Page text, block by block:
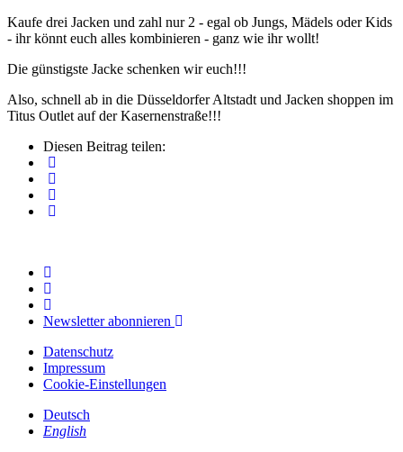
Kaufe drei Jacken und zahl nur 2 - egal ob Jungs, Mädels oder Kids
- ihr könnt euch alles kombinieren - ganz wie ihr wollt!
Die günstigste Jacke schenken wir euch!!!
Also, schnell ab in die Düsseldorfer Altstadt und Jacken shoppen im
Titus Outlet auf der Kasernenstraße!!!
Diesen Beitrag teilen:
Newsletter abonnieren
Datenschutz
Impressum
Cookie-Einstellungen
Deutsch
English